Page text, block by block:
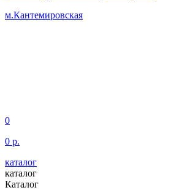
м.Кантемировская
0
0 р.
каталог
каталог
Каталог